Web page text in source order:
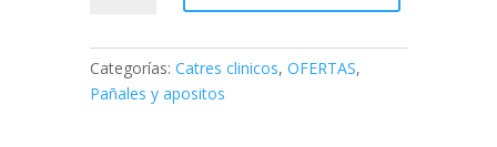
rollos
48
Categorías: Catres clinicos, OFERTAS,
Pañales y apositos